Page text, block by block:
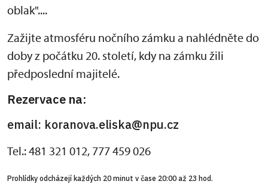
oblak"....
Zažijte atmosféru nočního zámku a nahlédněte do
doby z počátku 20. století, kdy na zámku žili
předposlední majitelé.
Rezervace na:
email: koranova.eliska@npu.cz
Tel.: 481 321 012, 777 459 026
Prohlídky odcházejí každých 20 minut v čase 20:00 až 23 hod.